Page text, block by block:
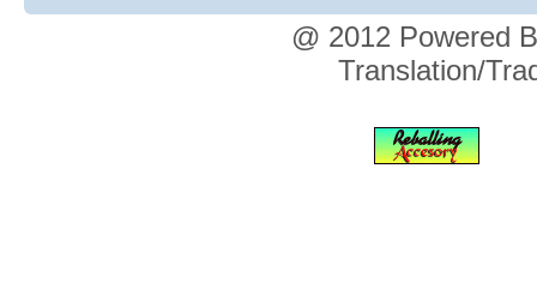
@ 2012 Powered
Translation/